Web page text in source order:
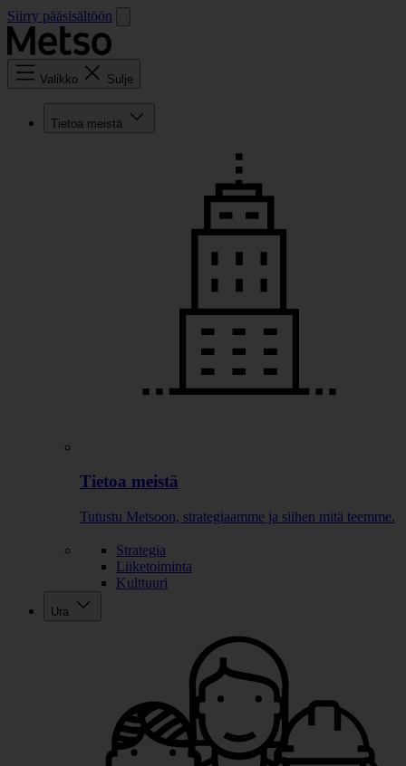
Siirry pääsisältöön
Valikko Sulje
Tietoa meistä
Tietoa meistä
Tutustu Metsoon, strategiaamme ja siihen mitä teemme.
Strategia
Liiketoiminta
Kulttuuri
Ura